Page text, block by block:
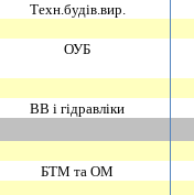
Техн.будiв.вир.
ОУБ
ВВ i гiдравлiки
БТМ та ОМ